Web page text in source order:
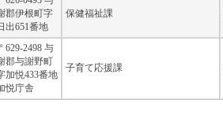
郡伊根町字
出651番地
保健福祉課
629-2498 与
郡与謝野町
加悦433番地
悦庁舎
子育て応援課